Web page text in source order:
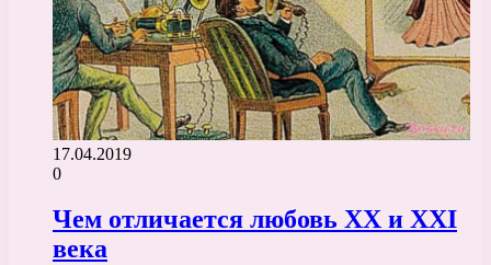
17.04.2019
0
Чем отличается любовь ХХ и ХХІ
века